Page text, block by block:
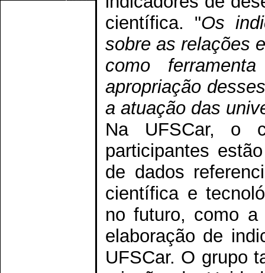
científica. "Os
sobre as relações
como
apropriação
a atuação das
Na UFSCar, o
participantes
de dados
científica e
no futuro, como
elaboração de
UFSCar. O grupo